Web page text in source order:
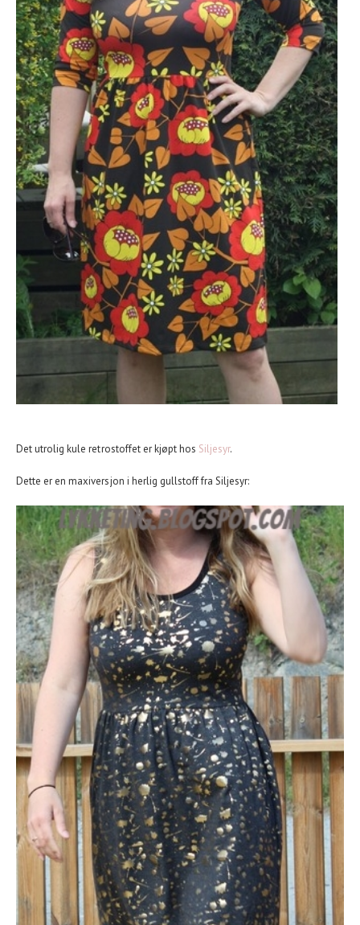
Det utrolig kule retrostoffet er kjøpt hos Siljesyr.
Dette er en maxiversjon i herlig gullstoff fra Siljesyr: